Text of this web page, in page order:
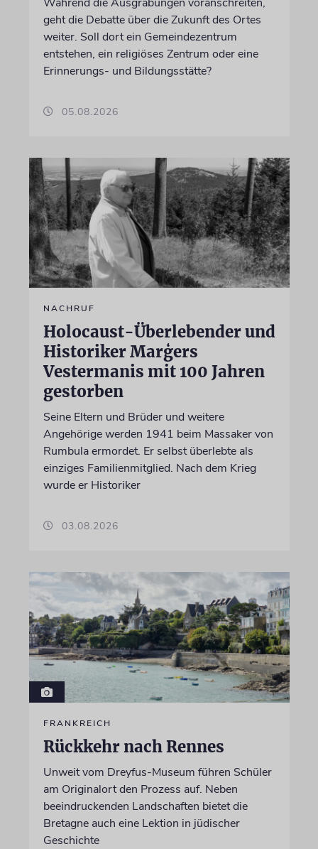
geht die Debatte über die Zukunft des Ortes
weiter. Soll dort ein Gemeindezentrum
entstehen, ein religiöses Zentrum oder eine
Erinnerungs- und Bildungsstätte?
05.08.2026
NACHRUF
Holocaust-Überlebender und
Historiker Marģers
Vestermanis mit 100 Jahren
gestorben
Seine Eltern und Brüder und weitere
Angehörige werden 1941 beim Massaker von
Rumbula ermordet. Er selbst überlebte als
einziges Familienmitglied. Nach dem Krieg
wurde er Historiker
03.08.2026
FRANKREICH
Rückkehr nach Rennes
Unweit vom Dreyfus-Museum führen Schüler
am Originalort den Prozess auf. Neben
beeindruckenden Landschaften bietet die
Bretagne auch eine Lektion in jüdischer
Geschichte